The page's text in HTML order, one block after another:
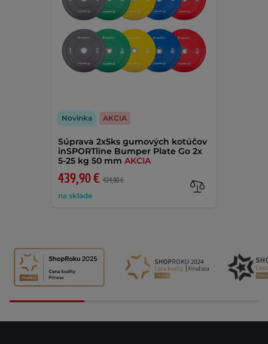
Súprava 2x5ks gumových kotúčov
inSPORTline Bumper Plate Go 2x
5-25 kg 50 mmAKCIA
439,90 € 474,90 €
na sklade
Novinka AKCIA